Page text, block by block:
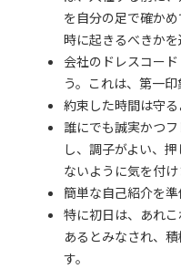
を自分の足で確か
時に起きるべきかを
会社のドレスコー
う。これは、第一
約束した時間は守る
誰にでも誠実かつ
し、調子がよい、
ないように気を付け
簡単な自己紹介を準
特に初日は、あれ
あるとみなされ、
す。